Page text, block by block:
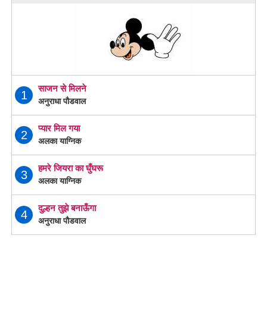
1
साजन से मिलने
अनुराधा पौडवाल
2
प्यार मिल गया
अलका याग्निक
3
हमरे जियरा का घुँघरू
अलका याग्निक
4
दुल्हन तुझे बनाऊँगा
अनुराधा पौडवाल